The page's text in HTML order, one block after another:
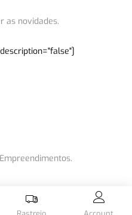
as novidades.